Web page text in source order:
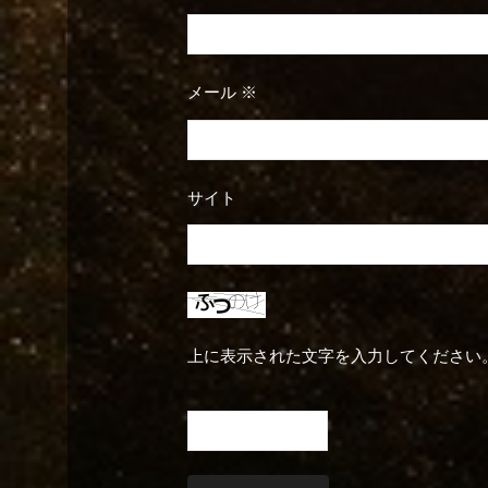
メール ※
サイト
上に表示された文字を入力してください